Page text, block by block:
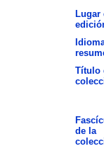
Lugar
Título
de la